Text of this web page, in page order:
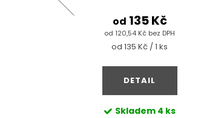
od 120,54 Kč bez DPH
od 135 Kč
Měrná
od 135 Kč / 1 ks
DETAIL
Skladem 4 ks